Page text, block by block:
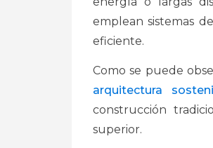
emplean sistemas
eficiente.
Como se puede
arquitectura
construcción
superior.